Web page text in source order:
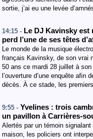
sortie, j’ai eu une levée
14:15 - Le DJ Kavinsky est
perd l’une de ses têtes
Le monde de la musique
français Kavinsky, de son vrai
50 ans ce mardi 28 juillet à
l’ouverture d’une enquête
décès. À ce stade, les
9:55 - Yvelines : trois
un pavillon ​à Carrières-
Alertés par un témoin
maison, les policiers ont